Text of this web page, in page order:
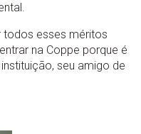
todos esses méritos
na Coppe porque é
seu amigo de